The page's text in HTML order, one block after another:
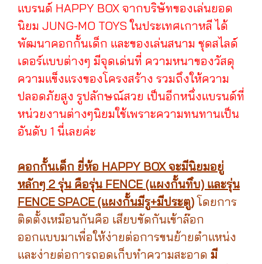
แบรนด์ HAPPY BOX จากบริษัทของเล่นยอด
นิยม JUNG-MO TOYS ในประเทศเกาหลี ได้
พัฒนาคอกกั้นเด็ก และของเล่นสนาม ชุดสไลด์
เดอร์แบบต่างๆ มีจุดเด่นที่ ความหนาของวัสดุ
ความแข็งแรงของโครงสร้าง รวมถึงให้ความ
ปลอดภัยสูง รูปลักษณ์สวย เป็นอีกหนึ่งแบรนด์ที่
หน่วยงานต่างๆนิยมใช้เพราะความทนทานเป็น
อันดับ 1 นี่เลยค่ะ
คอกกั้นเด็ก ยี่ห้อ HAPPY BOX จะมีนิยมอยู่
หลักๆ 2 รุ่น คือรุ่น FENCE (แผงกั้นทึบ) และรุ่น
FENCE SPACE (แผงกั้นมีรู+มีประตู)โดยการ
ติดตั้งเหมือนกันคือ เสียบขัดกันเข้าล๊อก
ออกแบบมาเพื่อให้ง่ายต่อการขนย้ายตำแหน่ง
และง่ายต่อการถอดเก็บทำความสะอาด มี